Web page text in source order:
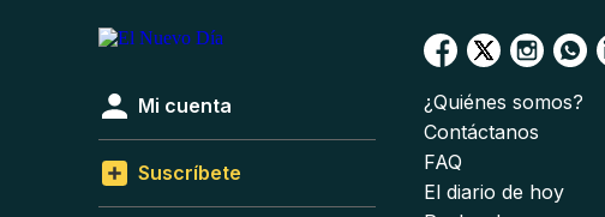
Mi cuenta
Suscríbete
¿Quiénes somos?
Contáctanos
FAQ
El diario de hoy